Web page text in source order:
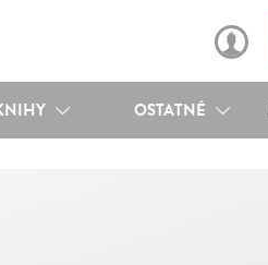
OSTATNÉ